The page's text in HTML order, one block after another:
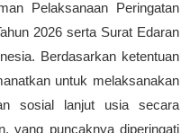
Pelaksanaan Peringatan
2026 serta Surat Edaran
Berdasarkan ketentuan
untuk melaksanakan
sosial lanjut usia secara
yang puncaknya diperingati